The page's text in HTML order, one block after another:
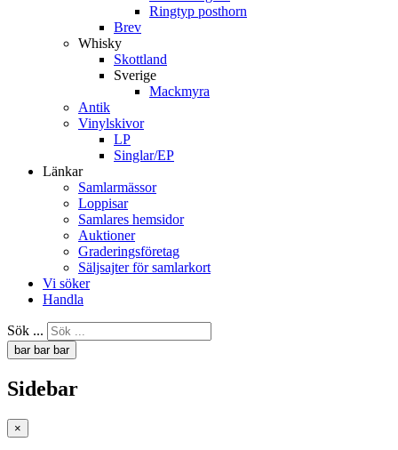
Ringtyp posthorn
Brev
Whisky
Skottland
Sverige
Mackmyra
Antik
Vinylskivor
LP
Singlar/EP
Länkar
Samlarmässor
Loppisar
Samlares hemsidor
Auktioner
Graderingsföretag
Säljsajter för samlarkort
Vi söker
Handla
Sök ...
bar bar bar
Sidebar
×